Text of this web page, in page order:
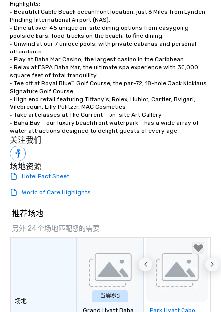
Highlights:
• Beautiful Cable Beach oceanfront location, just 6 Miles from Lynden
Pindling International Airport (NAS).
• Dine at over 45 unique on-site dining options from easygoing
poolside bars, food trucks on the beach, to fine dining
• Unwind at our 7 unique pools, with private cabanas and personal
attendants
• Play at Baha Mar Casino, the largest casino in the Caribbean
• Relax at ESPA Baha Mar, the ultimate spa experience with 30,000
square feet of total tranquility
• Tee off at Royal Blue™ Golf Course, the par-72, 18-hole Jack Nicklaus
Signature Golf Course
• High end retail featuring Tiffany’s, Rolex, Hublot, Cartier, Bvlgari,
Vilebrequin, Lilly Pulitzer, MAC Cosmetics
• Take art classes at The Current – on-site Art Gallery
• Baha Bay - our luxury beachfront waterpark - has a wide array of
water attractions designed to delight guests of every age
关注我们
场地资源
Hotel Fact Sheet
World of Care Highlights
推荐场地
另外 24 个场地匹配您的需要
场地
当前场地
Grand Hyatt Baha
Removed from
Park Hyatt Cabo